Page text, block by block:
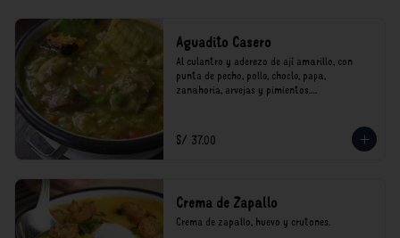
Aguadito Casero
Al culantro y aderezo de ají amarillo, con
punta de pecho, pollo, choclo, papa,
zanahoria, arvejas y pimientos.
incluyen impuestos de ley y recargo al
consumo.
S/ 37.00
Crema de Zapallo
Crema de zapallo, huevo y crutones.